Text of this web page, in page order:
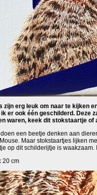
zijn erg leuk om naar te kijken
er ook één geschilderd. Deze
waren, keek dit stokstaartje of
een beetje denken aan
Maar stokstaartjes lijken
op dit schilderijtje is
20 cm